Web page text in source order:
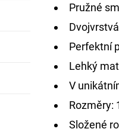
Pružné
Perfektní
Lehký
V
Rozměry:
Složené